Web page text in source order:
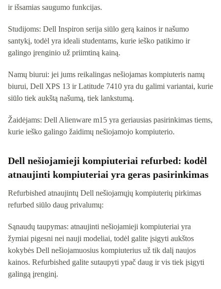
ir išsamias saugumo funkcijas.
Studijoms: Dell Inspiron serija siūlo gerą kainos ir našumo
santykį, todėl yra ideali studentams, kurie ieško patikimo ir
galingo įrenginio už priimtiną kainą.
Namų biurui: jei jums reikalingas nešiojamas kompiuteris namų
biurui, Dell XPS 13 ir Latitude 7410 yra du galimi variantai, kurie
siūlo tiek aukštą našumą, tiek lankstumą.
Žaidėjams: Dell Alienware m15 yra geriausias pasirinkimas tiems,
kurie ieško galingo žaidimų nešiojamojo kompiuterio.
Dell nešiojamieji kompiuteriai refurbed: kodėl
atnaujinti kompiuteriai yra geras pasirinkimas
Refurbished atnaujintų Dell nešiojamųjų kompiuterių pirkimas
refurbed siūlo daug privalumų:
Sąnaudų taupymas: atnaujinti nešiojamieji kompiuteriai yra
žymiai pigesni nei nauji modeliai, todėl galite įsigyti aukštos
kokybės Dell nešiojamuosius kompiuterius už tik dalį naujos
kainos. Refurbished galite sutaupyti ypač daug ir vis tiek įsigyti
galingą įrenginį.